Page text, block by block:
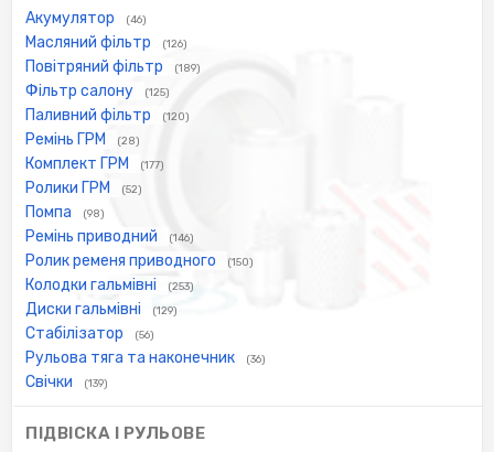
Акумулятор (46)
Масляний фільтр (126)
Повітряний фільтр (189)
Фільтр салону (125)
Паливний фільтр (120)
Ремінь ГРМ (28)
Комплект ГРМ (177)
Ролики ГРМ (52)
Помпа (98)
Ремінь приводний (146)
Ролик ременя приводного (150)
Колодки гальмівні (253)
Диски гальмівні (129)
Стабілізатор (56)
Рульова тяга та наконечник (36)
Свічки (139)
ПІДВІСКА І РУЛЬОВЕ